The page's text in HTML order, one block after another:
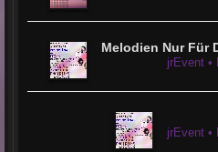
Melodien Nur Für
jrEvent •
jrEvent •